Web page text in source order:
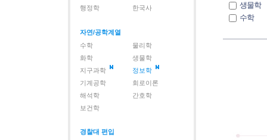
행정학
한국사
자연/공학계열
수학
물리학
화학
생물학
지구과학
정보학
기계공학
회로이론
해석학
간호학
보건학
경찰대 편입
생물학
수학